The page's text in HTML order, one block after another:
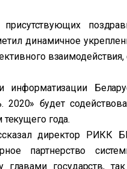
динамичное
взаимодействия,
будет
года.
директор РИКК
партнерство
государств,